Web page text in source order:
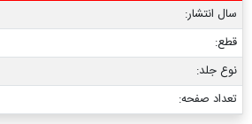
سال انتشار:
قطع:
نوع جلد:
تعداد صفحه: